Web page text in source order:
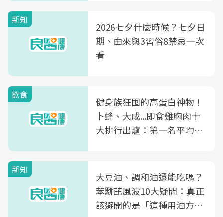
新知
2026七夕什麼時候？七夕日
期、由來與3習俗8禁忌一次
看
飲食
健身族狂囤的高蛋白神物！
卜蜂、大成...即食雞胸肉十
大排行出爐：第一名平均一
新知
大豆油、調和油還能吃嗎？
苯駢芘風波10大疑問：真正
該避開的是「這種用油方